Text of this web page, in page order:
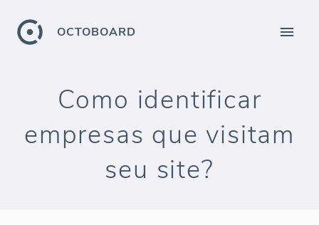
OCTOBOARD
Como identificar
empresas que visitam
seu site?